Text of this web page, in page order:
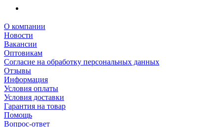
О компании
Новости
Вакансии
Оптовикам
Cогласие на обработку персональных данных
Отзывы
Информация
Условия оплаты
Условия доставки
Гарантия на товар
Помощь
Вопрос-ответ